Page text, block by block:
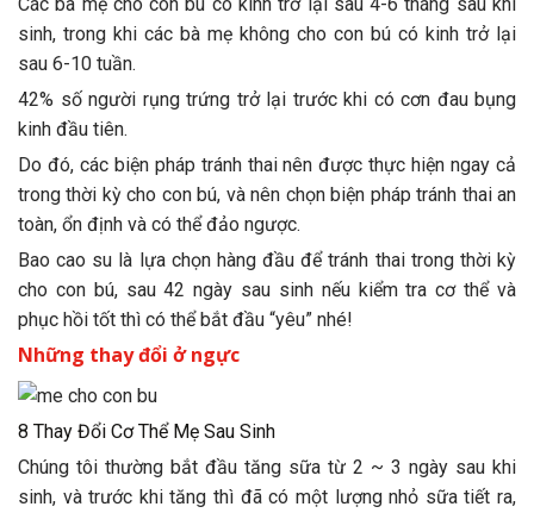
Các bà mẹ cho con bú có kinh trở lại sau 4-6 tháng sau khi
sinh, trong khi các bà mẹ không cho con bú có kinh trở lại
sau 6-10 tuần.
42% số người rụng trứng trở lại trước khi có cơn đau bụng
kinh đầu tiên.
Do đó, các biện pháp tránh thai nên được thực hiện ngay cả
trong thời kỳ cho con bú, và nên chọn biện pháp tránh thai an
toàn, ổn định và có thể đảo ngược.
Bao cao su là lựa chọn hàng đầu để tránh thai trong thời kỳ
cho con bú, sau 42 ngày sau sinh nếu kiểm tra cơ thể và
phục hồi tốt thì có thể bắt đầu “yêu” nhé!
Những thay đổi ở ngực
8 Thay Đổi Cơ Thể Mẹ Sau Sinh
Chúng tôi thường bắt đầu tăng sữa từ 2 ~ 3 ngày sau khi
sinh, và trước khi tăng thì đã có một lượng nhỏ sữa tiết ra,